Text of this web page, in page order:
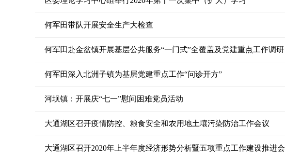
何军田带队开展安全生产大检查
何军田赴金盆镇开展基层公共服务“一门式”全覆盖及党建重点工作调研
何军田深入北洲子镇为基层党建重点工作“问诊开方”
河坝镇：开展庆“七一”慰问困难党员活动
大通湖区召开疫情防控、粮食安全和农用地土壤污染防治工作会议
大通湖区召开2020年上半年度经济形势分析暨五项重点工作建设推进会